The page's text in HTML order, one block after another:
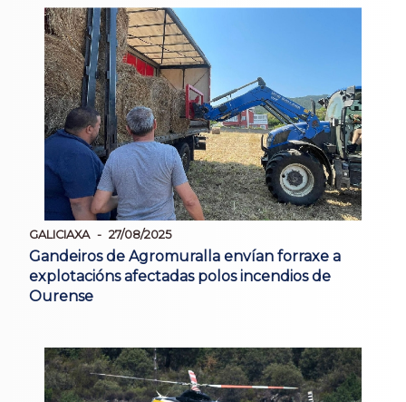
GALICIAXA 27/08/2025
Gandeiros de Agromuralla envían forraxe a
explotacións afectadas polos incendios de
Ourense